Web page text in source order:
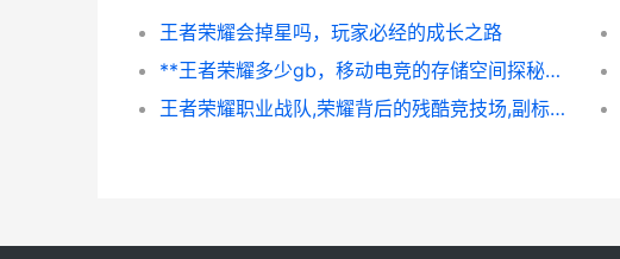
王者荣耀会掉星吗，玩家必经的成长之路
**王者荣耀多少gb，移动电竞的存储空间探秘，副标题，从容量变迁看国民游戏的进化之路**
王者荣耀职业战队,荣耀背后的残酷竞技场,副标题,电竞梦想与现实挑战的交织